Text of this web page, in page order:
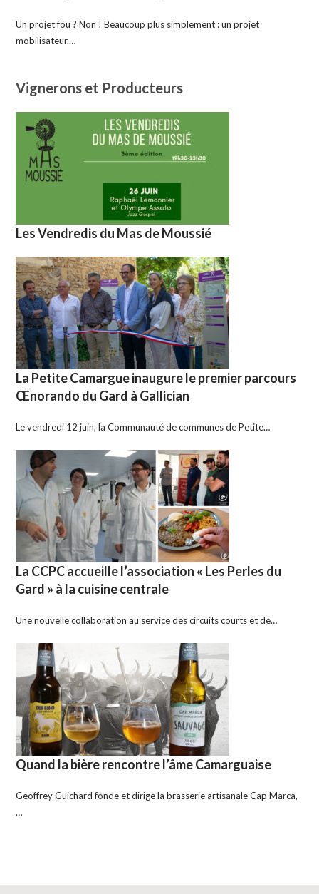
Un projet fou ? Non ! Beaucoup plus simplement : un projet
mobilisateur.…
Vignerons et Producteurs
Les Vendredis du Mas de Moussié
La Petite Camargue inaugure le premier parcours
Œnorando du Gard à Gallician
Le vendredi 12 juin, la Communauté de communes de Petite…
La CCPC accueille l’association « Les Perles du
Gard » à la cuisine centrale
Une nouvelle collaboration au service des circuits courts et de…
Quand la bière rencontre l’âme Camarguaise
Geoffrey Guichard fonde et dirige la brasserie artisanale Cap Marca,
…